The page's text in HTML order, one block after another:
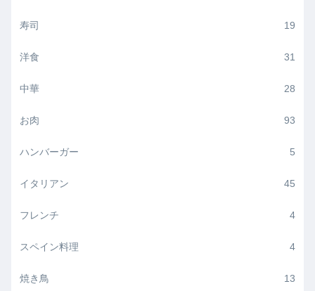
寿司 19
洋食 31
中華 28
お肉 93
ハンバーガー 5
イタリアン 45
フレンチ 4
スペイン料理 4
焼き鳥 13